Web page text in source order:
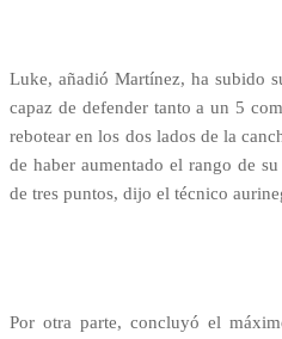
Luke, añadió Martínez, ha
capaz de defender tanto a un 5
rebotear en los dos lados de la
de haber aumentado el rango de
de tres puntos, dijo el técnico
Por otra parte, concluyó el